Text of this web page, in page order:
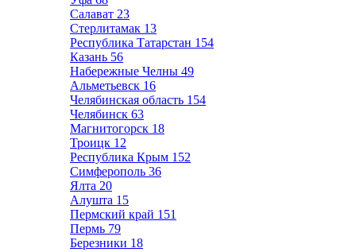
Салават 23
Стерлитамак 13
Республика Татарстан 154
Казань 56
Набережные Челны 49
Альметьевск 16
Челябинская область 154
Челябинск 63
Магнитогорск 18
Троицк 12
Республика Крым 152
Симферополь 36
Ялта 20
Алушта 15
Пермский край 151
Пермь 79
Березники 18